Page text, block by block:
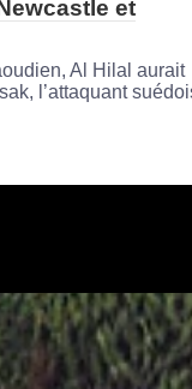
et
Al Hilal aurait
l’attaquant